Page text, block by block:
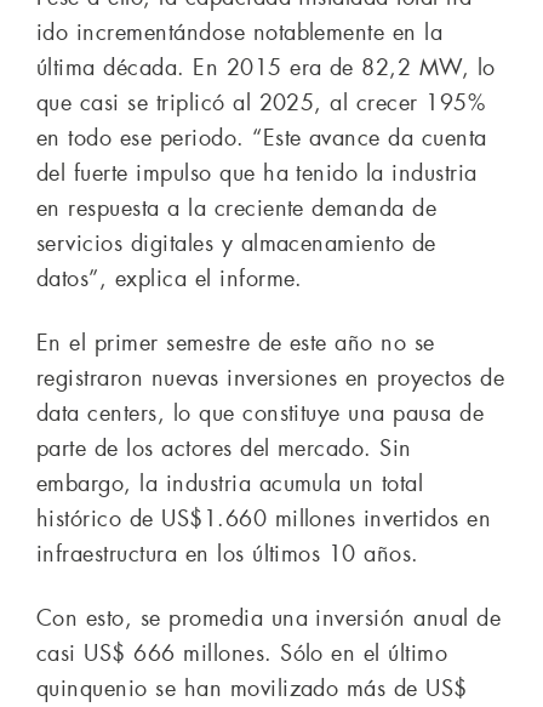
ido incrementándose notablemente en la
última década. En 2015 era de 82,2 MW, lo
que casi se triplicó al 2025, al crecer 195%
en todo ese periodo. “Este avance da cuenta
del fuerte impulso que ha tenido la industria
en respuesta a la creciente demanda de
servicios digitales y almacenamiento de
datos”, explica el informe.
En el primer semestre de este año no se
registraron nuevas inversiones en proyectos de
data centers, lo que constituye una pausa de
parte de los actores del mercado. Sin
embargo, la industria acumula un total
histórico de US$1.660 millones invertidos en
infraestructura en los últimos 10 años.
Con esto, se promedia una inversión anual de
casi US$ 666 millones. Sólo en el último
quinquenio se han movilizado más de US$